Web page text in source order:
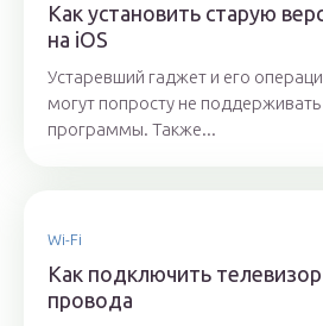
Как установить старую
на iOS
Устаревший гаджет и его
могут попросту не
программы. Также...
Wi-Fi
Как подключить
провода